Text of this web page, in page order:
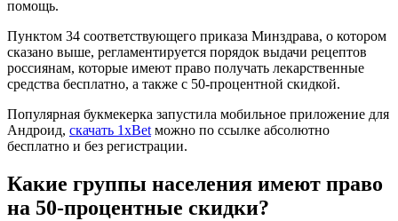
помощь.
Пунктом 34 соответствующего приказа Минздрава, о котором
сказано выше, регламентируется порядок выдачи рецептов
россиянам, которые имеют право получать лекарственные
средства бесплатно, а также с 50-процентной скидкой.
Популярная букмекерка запустила мобильное приложение для
Андроид, скачать 1xBetможно по ссылке абсолютно
бесплатно и без регистрации.
Какие группы населения имеют право
на 50-процентные скидки?